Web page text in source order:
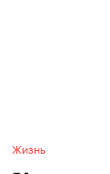
Жизнь